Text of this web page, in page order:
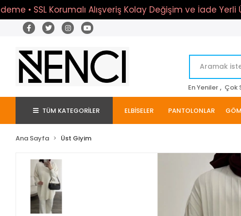
SSL Korumalı Alışveriş Kolay Değişim ve İade Yerli
En Yeniler , Çok
TÜM KATEGORİLER ELBİSELER PANTOLONLAR
Ana Sayfa Üst Giyim